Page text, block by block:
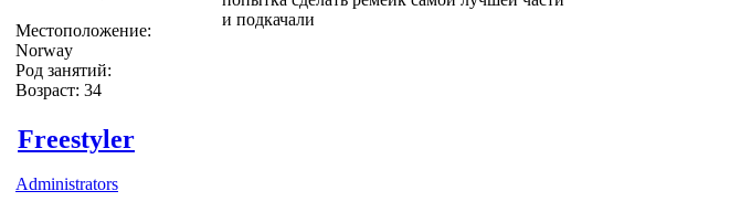
Местоположение:
Norway
Род занятий:
Возраст: 34
и подкачали
Freestyler
Administrators